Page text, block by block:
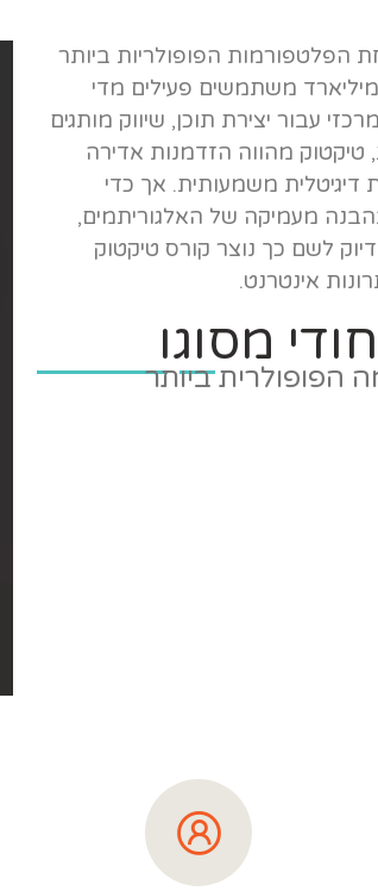
הפלטפורמות הפופולריות ביותר
משתמשים פעילים מדי
עבור יצירת תוכן, שיווק מותגים
טיקטוק מהווה הזדמנות אדירה
דיגיטלית משמעותית. אך כדי
מעמיקה של האלגוריתמים,
לשם כך נוצר קורס טיקטוק
אינטרנט.
מסוגו
ביותר